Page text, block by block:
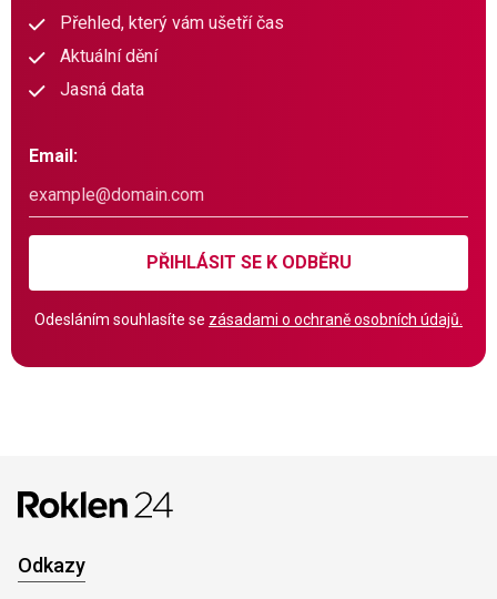
Přehled, který vám ušetří čas
Aktuální dění
Jasná data
Email:
PŘIHLÁSIT SE K ODBĚRU
Odesláním souhlasíte se zásadami o ochraně osobních údajů.
Odkazy